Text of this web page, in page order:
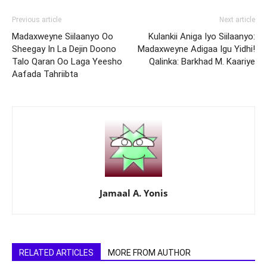
Previous article
Madaxweyne Siilaanyo Oo
Sheegay In La Dejin Doono
Talo Qaran Oo Laga Yeesho
Aafada Tahriibta
Next article
Kulankii Aniga Iyo Siilaanyo:
Madaxweyne Adigaa Igu Yidhi!
Qalinka: Barkhad M. Kaariye
Jamaal A. Yonis
RELATED ARTICLES MORE FROM AUTHOR